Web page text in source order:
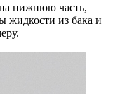
на нижнюю часть,
жидкости из бака и